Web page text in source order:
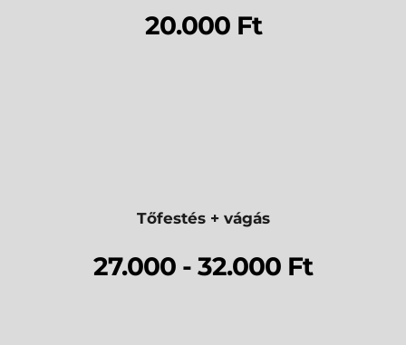
20.000 Ft
Tőfestés + vágás
27.000 - 32.000 Ft